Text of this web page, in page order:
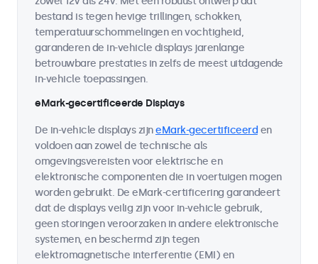
bestand is tegen hevige trillingen, schokken,
temperatuurschommelingen en vochtigheid,
garanderen de in-vehicle displays jarenlange
betrouwbare prestaties in zelfs de meest uitdagende
in-vehicle toepassingen.
eMark-gecertificeerde Displays
De in-vehicle displays zijneMark-gecertificeerd en
voldoen aan zowel de technische als
omgevingsvereisten voor elektrische en
elektronische componenten die in voertuigen mogen
worden gebruikt. De eMark-certificering garandeert
dat de displays veilig zijn voor in-vehicle gebruik,
geen storingen veroorzaken in andere elektronische
systemen, en beschermd zijn tegen
elektromagnetische interferentie (EMI) en